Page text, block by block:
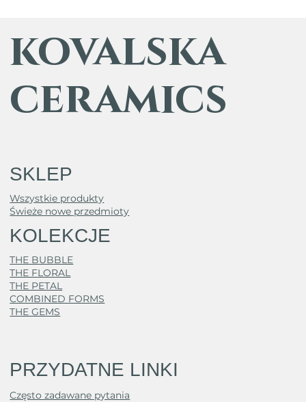
kovalska
ceramics
SKLEP
Wszystkie produkty
Świeże nowe przedmioty
KOLEKCJE
THE BUBBLE
THE FLORAL
THE PETAL
COMBINED FORMS
THE GEMS
PRZYDATNE LINKI
Często zadawane pytania